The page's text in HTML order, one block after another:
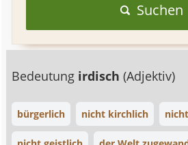
Suchen
Bedeutung irdisch(Adjektiv)
bürgerlich nicht kirchlich